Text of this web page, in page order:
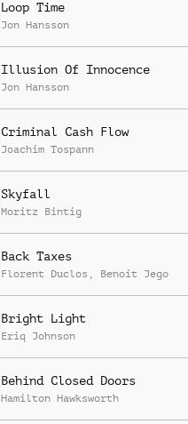
Loop Time
Jon Hansson
Illusion Of Innocence
Jon Hansson
Criminal Cash Flow
Joachim Tospann
Skyfall
Moritz Bintig
Back Taxes
Florent Duclos , Benoit Jego
Bright Light
Eriq Johnson
Behind Closed Doors
Hamilton Hawksworth